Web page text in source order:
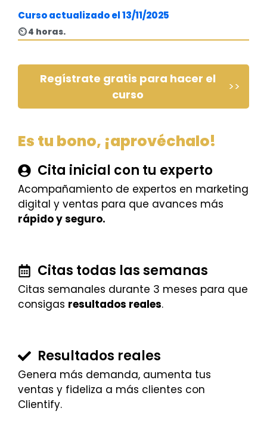
Curso actualizado el 13/11/2025
⏲ 4 horas.
Regístrate gratis para hacer el
curso
>>
Es tu bono, ¡aprovéchalo!
Cita inicial con tu experto
Acompañamiento de expertos en marketing
digital y ventas para que avances más
rápido y seguro.
Citas todas las semanas
Citas semanales durante 3 meses para que
consigas resultados reales.
Resultados reales
Genera más demanda, aumenta tus
ventas y fideliza a más clientes con
Clientify.